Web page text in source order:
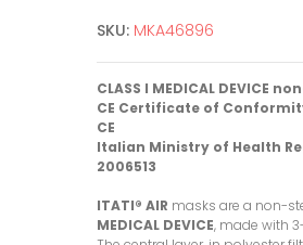
SKU: MKA46896
CLASS I MEDICAL DEVICE
CE Certificate of
CE
Italian Ministry of Health
2006513
ITATI® AIR masks are a non-
MEDICAL DEVICE, made with